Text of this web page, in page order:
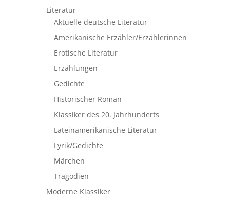
Literatur
Aktuelle deutsche Literatur
Amerikanische Erzähler/Erzählerinnen
Erotische Literatur
Erzählungen
Gedichte
Historischer Roman
Klassiker des 20. Jahrhunderts
Lateinamerikanische Literatur
Lyrik/Gedichte
Märchen
Tragödien
Moderne Klassiker